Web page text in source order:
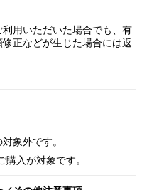
用いただいた場合でも、有
正などが生じた場合には返
象外です。
入が対象です。